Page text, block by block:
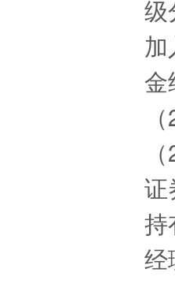
级
金
证
持
经